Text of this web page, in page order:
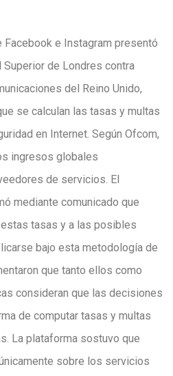
Facebook e Instagram presentó
Superior de Londres contra
del Reino Unido,
se calculan las tasas y multas
en Internet. Según Ofcom,
ingresos globales
de servicios. El
mediante comunicado que
tasas y a las posibles
bajo esta metodología de
que tanto ellos como
consideran que las decisiones
de computar tasas y multas
La plataforma sostuvo que
sobre los servicios